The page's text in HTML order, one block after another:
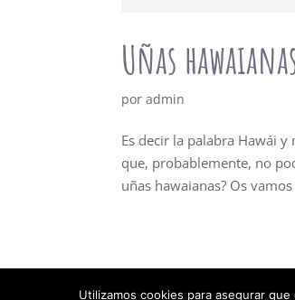
Uñas
poradmin
Es decir la palabra Hawái
que, probablemente, no
uñas hawaianas? Os
Contacto Cookies Quiénes somos
Utilizamos cookies para asegurar